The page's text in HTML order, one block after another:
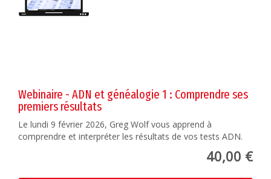
Webinaire - ADN et généalogie 1 : Comprendre ses
premiers résultats
Le lundi 9 février 2026, Greg Wolf vous apprend à
comprendre et interpréter les résultats de vos tests ADN.
40,00 €